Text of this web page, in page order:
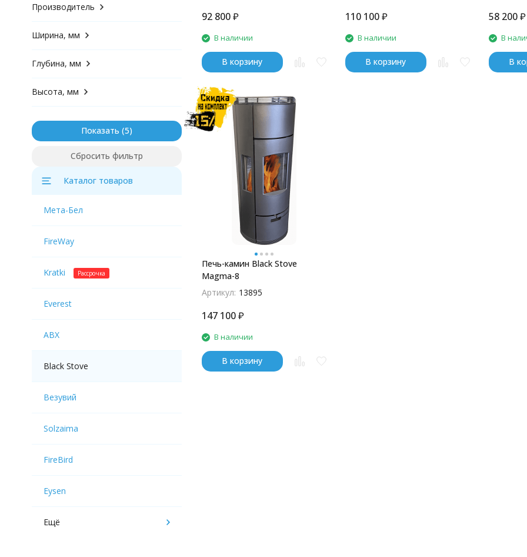
92 800 ₽
В наличии
В корзину
110 100 ₽
В наличии
В корзину
58 200 ₽
В
В
Печь-камин Black Stove
Magma-8
Артикул: 13895
147 100 ₽
В наличии
В корзину
Производитель
Ширина, мм
Глубина, мм
Высота, мм
Показать
Сбросить фильтр
Каталог товаров
Мета-Бел
FireWay
Kratki Рассрочка
Everest
АВХ
Black Stove
Везувий
Solzaima
FireBird
Eysen
Ещё